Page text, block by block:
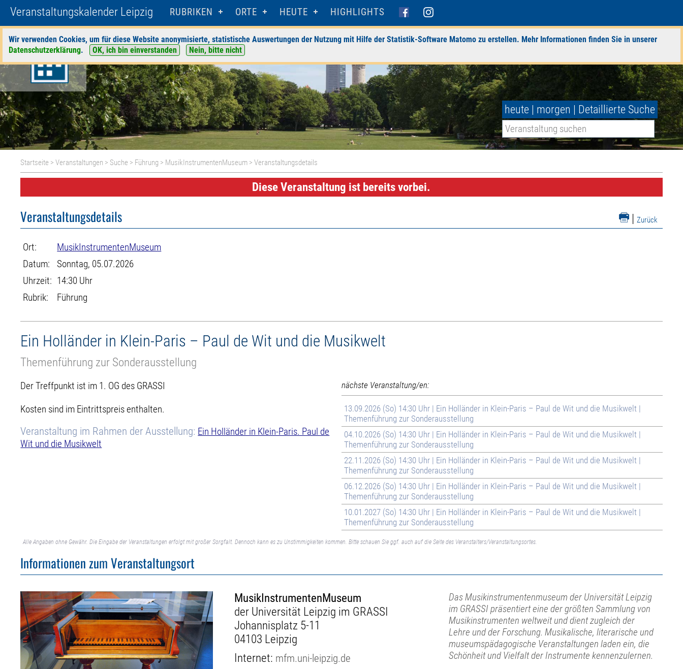
Veranstaltungskalender Leipzig RUBRIKEN ORTE HEUTE HIGHLIGHTS
Wir verwenden Cookies, um für diese Website anonymisierte, statistische Auswertungen der Nutzung mit Hilfe der Statistik-Software Matomo zu erstellen. Mehr Informationen finden Sie in unserer
Datenschutzerklärung. OK, ich bin einverstanden Nein, bitte nicht
heute | morgen | Detaillierte Suche
Startseite >Veranstaltungen > Suche > Führung > MusikInstrumentenMuseum > Veranstaltungsdetails
Diese Veranstaltung ist bereits vorbei.
| Zurück
Veranstaltungsdetails
Ort:
MusikInstrumentenMuseum
Datum:
Sonntag, 05.07.2026
Uhrzeit: 14:30 Uhr
Rubrik:
Führung
Ein Holländer in Klein-Paris – Paul de Wit und die Musikwelt
Themenführung zur Sonderausstellung
Der Treffpunkt ist im 1. OG des GRASSI
Kosten sind im Eintrittspreis enthalten.
Veranstaltung im Rahmen der Ausstellung: Ein Holländer in Klein-Paris. Paul de
Wit und die Musikwelt
nächste Veranstaltung/en:
13.09.2026 (So) 14:30 Uhr | Ein Holländer in Klein-Paris – Paul de Wit und die Musikwelt |
Themenführung zur Sonderausstellung
04.10.2026 (So) 14:30 Uhr | Ein Holländer in Klein-Paris – Paul de Wit und die Musikwelt |
Themenführung zur Sonderausstellung
22.11.2026 (So) 14:30 Uhr | Ein Holländer in Klein-Paris – Paul de Wit und die Musikwelt |
Themenführung zur Sonderausstellung
06.12.2026 (So) 14:30 Uhr | Ein Holländer in Klein-Paris – Paul de Wit und die Musikwelt |
Themenführung zur Sonderausstellung
10.01.2027 (So) 14:30 Uhr | Ein Holländer in Klein-Paris – Paul de Wit und die Musikwelt |
Themenführung zur Sonderausstellung
Alle Angaben ohne Gewähr. Die Eingabe der Veranstaltungen erfolgt mit großer Sorgfalt. Dennoch kann es zu Unstimmigkeiten kommen. Bitte schauen Sie ggf. auch auf die Seite des Veranstalters/Veranstaltungsortes.
Informationen zum Veranstaltungsort
MusikInstrumentenMuseum
der Universität Leipzig im GRASSI
Johannisplatz 5-11
04103 Leipzig
Internet: mfm.uni-leipzig.de
Das Musikinstrumentenmuseum der Universität Leipzig
im GRASSI präsentiert eine der größten Sammlung von
Musikinstrumenten weltweit und dient zugleich der
Lehre und der Forschung. Musikalische, literarische und
museumspädagogische Veranstaltungen laden ein, die
Schönheit und Vielfalt der Instrumente kennenzulernen.